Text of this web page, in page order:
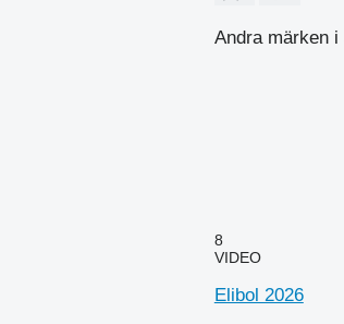
Andra märken
8
VIDEO
Elibol 2026